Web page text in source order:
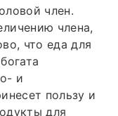
член.
члена,
что еда для
и
пользу и
для